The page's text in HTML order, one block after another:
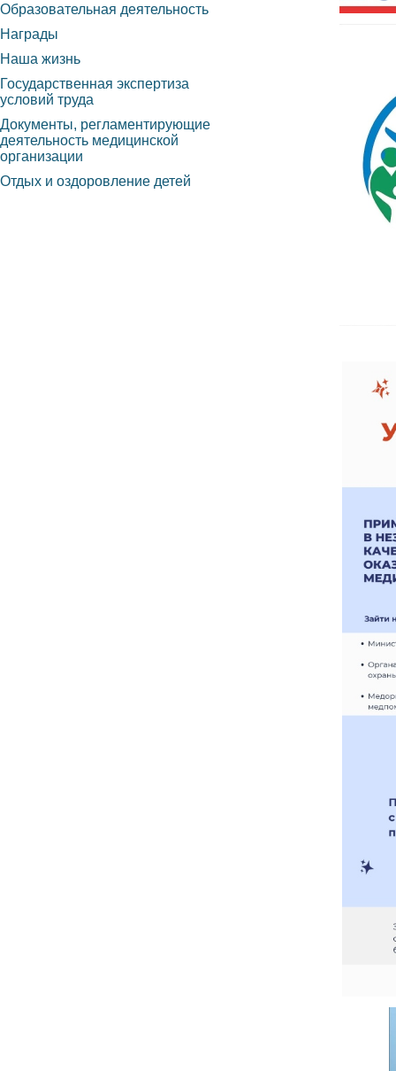
Образовательная деятельность
Награды
Наша жизнь
Государственная экспертиза
условий труда
Документы, регламентирующие
деятельность медицинской
организации
Отдых и оздоровление детей